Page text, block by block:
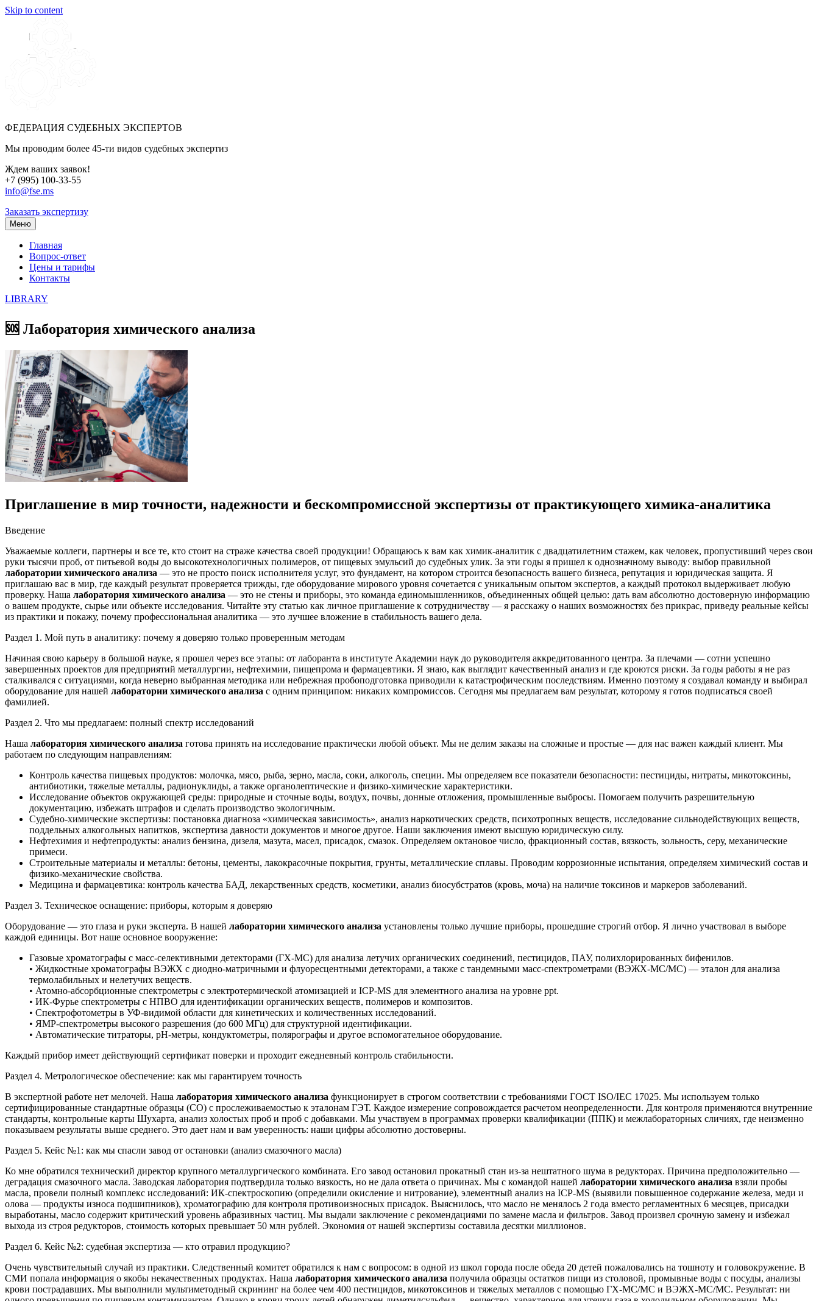
Skip to content
ФЕДЕРАЦИЯ СУДЕБНЫХ ЭКСПЕРТОВ
Мы проводим более 45-ти видов судебных экспертиз
Ждем ваших заявок!
+7 (995) 100-33-55
info@fse.ms
Заказать экспертизу
Меню
Главная
Вопрос-ответ
Цены и тарифы
Контакты
LIBRARY
🆘 Лаборатория химического анализа
Приглашение в мир точности, надежности и бескомпромиссной экспертизы от практикующего химика-аналитика
Введение
Уважаемые коллеги, партнеры и все те, кто стоит на страже качества своей продукции! Обращаюсь к вам как химик-аналитик с двадцатилетним стажем, как человек, пропустивший через свои
руки тысячи проб, от питьевой воды до высокотехнологичных полимеров, от пищевых эмульсий до судебных улик. За эти годы я пришел к однозначному выводу: выбор правильной
лаборатории химического анализа — это не просто поиск исполнителя услуг, это фундамент, на котором строится безопасность вашего бизнеса, репутация и юридическая защита. Я
приглашаю вас в мир, где каждый результат проверяется трижды, где оборудование мирового уровня сочетается с уникальным опытом экспертов, а каждый протокол выдерживает любую
проверку. Наша лаборатория химического анализа — это не стены и приборы, это команда единомышленников, объединенных общей целью: дать вам абсолютно достоверную информацию
о вашем продукте, сырье или объекте исследования. Читайте эту статью как личное приглашение к сотрудничеству — я расскажу о наших возможностях без прикрас, приведу реальные кейсы
из практики и покажу, почему профессиональная аналитика — это лучшее вложение в стабильность вашего дела.
Раздел 1. Мой путь в аналитику: почему я доверяю только проверенным методам
Начиная свою карьеру в большой науке, я прошел через все этапы: от лаборанта в институте Академии наук до руководителя аккредитованного центра. За плечами — сотни успешно
завершенных проектов для предприятий металлургии, нефтехимии, пищепрома и фармацевтики. Я знаю, как выглядит качественный анализ и где кроются риски. За годы работы я не раз
сталкивался с ситуациями, когда неверно выбранная методика или небрежная пробоподготовка приводили к катастрофическим последствиям. Именно поэтому я создавал команду и выбирал
оборудование для нашей лаборатории химического анализа с одним принципом: никаких компромиссов. Сегодня мы предлагаем вам результат, которому я готов подписаться своей
фамилией.
Раздел 2. Что мы предлагаем: полный спектр исследований
Наша лаборатория химического анализа готова принять на исследование практически любой объект. Мы не делим заказы на сложные и простые — для нас важен каждый клиент. Мы
работаем по следующим направлениям:
Контроль качества пищевых продуктов: молочка, мясо, рыба, зерно, масла, соки, алкоголь, специи. Мы определяем все показатели безопасности: пестициды, нитраты, микотоксины,
антибиотики, тяжелые металлы, радионуклиды, а также органолептические и физико-химические характеристики.
Исследование объектов окружающей среды: природные и сточные воды, воздух, почвы, донные отложения, промышленные выбросы. Помогаем получить разрешительную
документацию, избежать штрафов и сделать производство экологичным.
Судебно-химические экспертизы: постановка диагноза «химическая зависимость», анализ наркотических средств, психотропных веществ, исследование сильнодействующих веществ,
поддельных алкогольных напитков, экспертиза давности документов и многое другое. Наши заключения имеют высшую юридическую силу.
Нефтехимия и нефтепродукты: анализ бензина, дизеля, мазута, масел, присадок, смазок. Определяем октановое число, фракционный состав, вязкость, зольность, серу, механические
примеси.
Строительные материалы и металлы: бетоны, цементы, лакокрасочные покрытия, грунты, металлические сплавы. Проводим коррозионные испытания, определяем химический состав и
физико-механические свойства.
Медицина и фармацевтика: контроль качества БАД, лекарственных средств, косметики, анализ биосубстратов (кровь, моча) на наличие токсинов и маркеров заболеваний.
Раздел 3. Техническое оснащение: приборы, которым я доверяю
Оборудование — это глаза и руки эксперта. В нашей лаборатории химического анализа установлены только лучшие приборы, прошедшие строгий отбор. Я лично участвовал в выборе
каждой единицы. Вот наше основное вооружение:
Газовые хроматографы с масс-селективными детекторами (ГХ-МС) для анализа летучих органических соединений, пестицидов, ПАУ, полихлорированных бифенилов.
• Жидкостные хроматографы ВЭЖХ с диодно-матричными и флуоресцентными детекторами, а также с тандемными масс-спектрометрами (ВЭЖХ-МС/МС) — эталон для анализа
термолабильных и нелетучих веществ.
• Атомно-абсорбционные спектрометры с электротермической атомизацией и ICP-MS для элементного анализа на уровне ppt.
• ИК-Фурье спектрометры с НПВО для идентификации органических веществ, полимеров и композитов.
• Спектрофотометры в УФ-видимой области для кинетических и количественных исследований.
• ЯМР-спектрометры высокого разрешения (до 600 МГц) для структурной идентификации.
• Автоматические титраторы, pH-метры, кондуктометры, полярографы и другое вспомогательное оборудование.
Каждый прибор имеет действующий сертификат поверки и проходит ежедневный контроль стабильности.
Раздел 4. Метрологическое обеспечение: как мы гарантируем точность
В экспертной работе нет мелочей. Наша лаборатория химического анализа функционирует в строгом соответствии с требованиями ГОСТ ISO/IEC 17025. Мы используем только
сертифицированные стандартные образцы (СО) с прослеживаемостью к эталонам ГЭТ. Каждое измерение сопровождается расчетом неопределенности. Для контроля применяются внутренние
стандарты, контрольные карты Шухарта, анализ холостых проб и проб с добавками. Мы участвуем в программах проверки квалификации (ППК) и межлабораторных сличиях, где неизменно
показываем результаты выше среднего. Это дает нам и вам уверенность: наши цифры абсолютно достоверны.
Раздел 5. Кейс №1: как мы спасли завод от остановки (анализ смазочного масла)
Ко мне обратился технический директор крупного металлургического комбината. Его завод остановил прокатный стан из-за нештатного шума в редукторах. Причина предположительно —
деградация смазочного масла. Заводская лаборатория подтвердила только вязкость, но не дала ответа о причинах. Мы с командой нашей лаборатории химического анализа взяли пробы
масла, провели полный комплекс исследований: ИК-спектроскопию (определили окисление и нитрование), элементный анализ на ICP-MS (выявили повышенное содержание железа, меди и
олова — продукты износа подшипников), хроматографию для контроля противоизносных присадок. Выяснилось, что масло не менялось 2 года вместо регламентных 6 месяцев, присадки
выработаны, масло содержит критический уровень абразивных частиц. Мы выдали заключение с рекомендациями по замене масла и фильтров. Завод произвел срочную замену и избежал
выхода из строя редукторов, стоимость которых превышает 50 млн рублей. Экономия от нашей экспертизы составила десятки миллионов.
Раздел 6. Кейс №2: судебная экспертиза — кто отравил продукцию?
Очень чувствительный случай из практики. Следственный комитет обратился к нам с вопросом: в одной из школ города после обеда 20 детей пожаловались на тошноту и головокружение. В
СМИ попала информация о якобы некачественных продуктах. Наша лаборатория химического анализа получила образцы остатков пищи из столовой, промывные воды с посуды, анализы
крови пострадавших. Мы выполнили мультиметодный скрининг на более чем 400 пестицидов, микотоксинов и тяжелых металлов с помощью ГХ-МС/МС и ВЭЖХ-МС/МС. Результат: ни